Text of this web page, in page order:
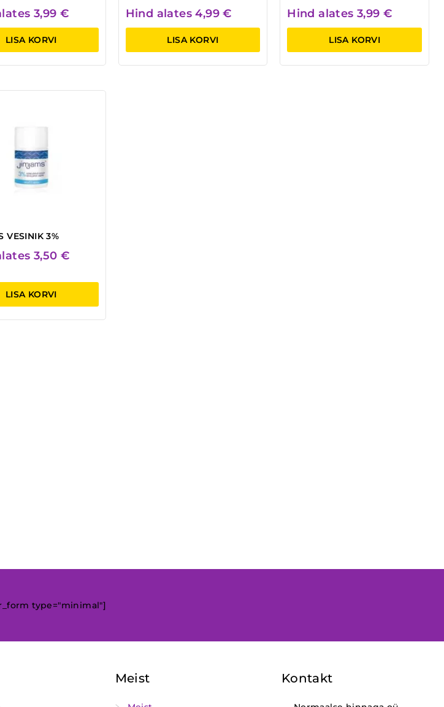
3,99 €
LISA KORVI
Hind alates4,99€
LISA KORVI
Hind alates3,99€
LISA KORVI
VESINIK 3%
3,50 €
LISA KORVI
type="minimal"]
Meist Kontakt